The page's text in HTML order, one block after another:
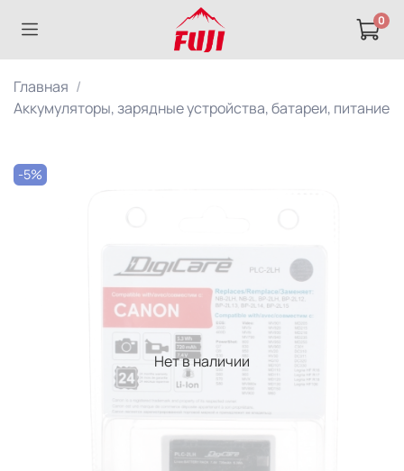
0
Главная
Аккумуляторы, зарядные устройства, батареи, питание
Нет в наличии
-5%